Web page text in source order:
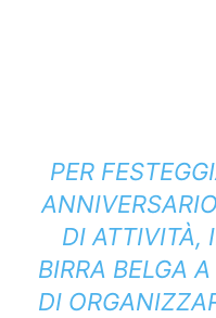
PER
DI ATTIVITÀ,
BIRRA BELGA
DI